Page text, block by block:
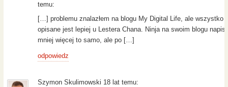
temu:
[…] problemu znalazłem na blogu My Digital Life, ale wszystko
opisane jest lepiej u Lestera Chana. Ninja na swoim blogu
mniej więcej to samo, ale po […]
odpowiedz
Szymon Skulimowski 18 lat temu: